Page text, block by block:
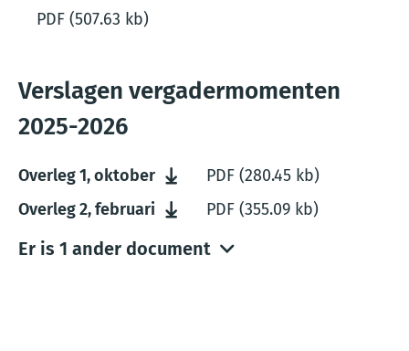
PDF (507.63 kb)
Verslagen vergadermomenten
2025-2026
Overleg 1, oktober PDF (280.45 kb)
Overleg 2, februari
PDF (355.09 kb)
Er is 1 ander document